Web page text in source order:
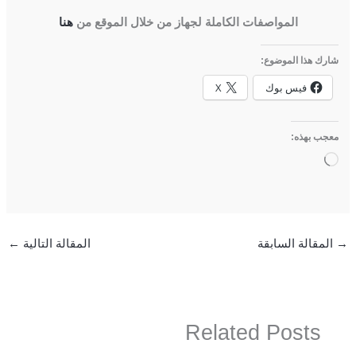
المواصفات الكاملة لجهاز من خلال الموقع منهنا
شارك هذا الموضوع:
فيس بوك X
معجب بهذه:
جاري
→ المقالة السابقة المقالة التالية ←
Related Posts